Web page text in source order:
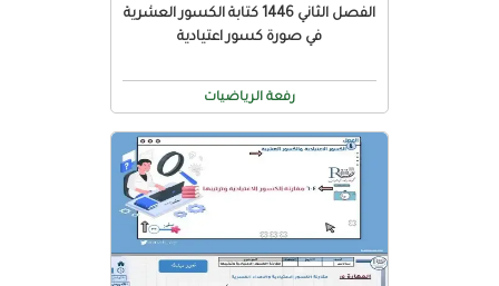
الفصل الثاني 1446 كتابة الكسور العشرية
في صورة كسور اعتيادية
رفعة الرياضيات